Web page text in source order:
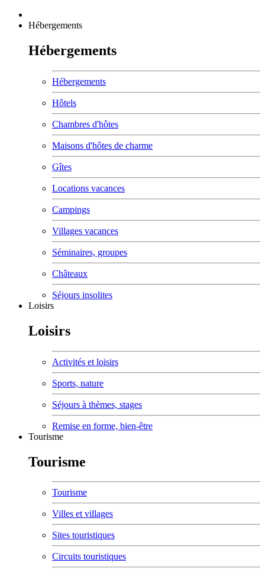
Hébergements
Hébergements
Hébergements
Hôtels
Chambres d'hôtes
Maisons d'hôtes de charme
Gîtes
Locations vacances
Campings
Villages vacances
Séminaires, groupes
Châteaux
Séjours insolites
Loisirs
Loisirs
Activités et loisirs
Sports, nature
Séjours à thèmes, stages
Remise en forme, bien-être
Tourisme
Tourisme
Tourisme
Villes et villages
Sites touristiques
Circuits touristiques